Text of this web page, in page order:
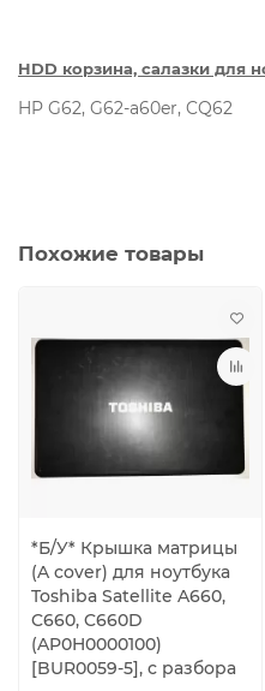
HDD корзина, салазки для
HP G62, G62-a60er, CQ62
Похожие товары
*Б/У* Крышка матрицы
(A cover) для ноутбука
Toshiba Satellite A660,
C660, C660D
(AP0H0000100)
[BUR0059-5], с разбора